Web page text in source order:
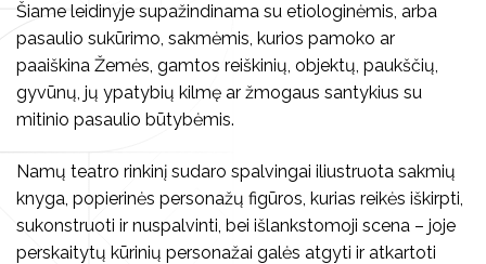
Vilniaus folkloro ansambliai
Šiame leidinyje supažindinama su etiologinėmis, arba
pasaulio sukūrimo, sakmėmis, kurios pamoko ar
paaiškina Žemės, gamtos reiškinių, objektų, paukščių,
gyvūnų, jų ypatybių kilmę ar žmogaus santykius su
mitinio pasaulio būtybėmis.
Namų teatro rinkinį sudaro spalvingai iliustruota sakmių
knyga, popierinės personažų figūros, kurias reikės iškirpti,
sukonstruoti ir nuspalvinti, bei išlankstomoji scena – joje
perskaitytų kūrinių personažai galės atgyti ir atkartoti